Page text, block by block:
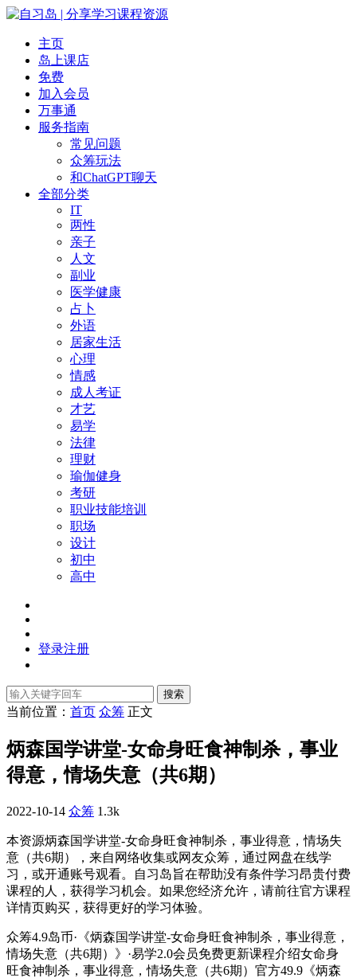
主页
岛上课店
免费
加入会员
万事通
服务指南
常见问题
众筹玩法
和ChatGPT聊天
全部分类
IT
两性
亲子
人文
副业
医学健康
占卜
外语
居家生活
心理
情感
成人考证
才艺
易学
法律
理财
瑜伽健身
考研
职业技能培训
职场
设计
初中
高中
登录注册
搜索
当前位置： 首页 众筹 正文
炳森国学讲堂-女命身旺食神制杀，事业
得意，情场失意（共6期）
2022-10-14 众筹 1.3k
本资源炳森国学讲堂-女命身旺食神制杀，事业得意，情场失
意（共6期），来自网络收集或网友众筹，通过网盘在线学
习，或开通账号观看。自习岛旨在帮助没有条件学习昂贵付费
课程的人，获得学习机会。如果您经济允许，请前往官方课程
详情页购买，获得更好的学习体验。
众筹4.9岛币·《炳森国学讲堂-女命身旺食神制杀，事业得意，
情场失意（共6期）》·易学2.0会员免费更新课程介绍女命身
旺食神制杀，事业得意，情场失意（共6期）官方49.9《炳森